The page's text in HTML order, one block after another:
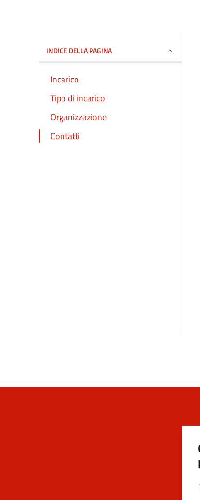
INDICE DELLA PAGINA
Incarico
Tipo di incarico
Organizzazione
Contatti